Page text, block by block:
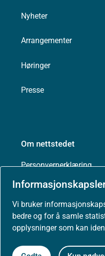
Vi bruker
bedre og for å samle
opplysninger som kan
Nyheter
Arrangementer
Høringer
Presse
Om nettstedet
Personvernerklæring
Besøksstatistikk og